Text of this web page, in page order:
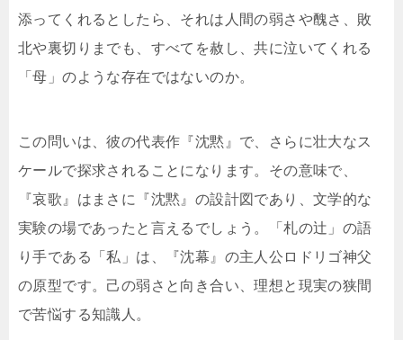
添ってくれるとしたら、それは人間の弱さや醜さ、敗
北や裏切りまでも、すべてを赦し、共に泣いてくれる
「母」のような存在ではないのか。
この問いは、彼の代表作『沈黙』で、さらに壮大なス
ケールで探求されることになります。その意味で、
『哀歌』はまさに『沈黙』の設計図であり、文学的な
実験の場であったと言えるでしょう。「札の辻」の語
り手である「私」は、『沈幕』の主人公ロドリゴ神父
の原型です。己の弱さと向き合い、理想と現実の狭間
で苦悩する知識人。